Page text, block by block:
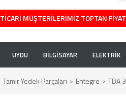
TİCARİ MÜŞTERİLERİMİZ TOPTAN
UYDU BİLGİSAYAR ELEKTRİK
Tamir Yedek Parçaları Entegre TDA